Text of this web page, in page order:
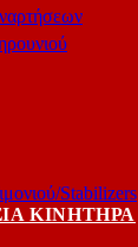
Stabilizers
ΚΙΝΗΤΉΡΑ